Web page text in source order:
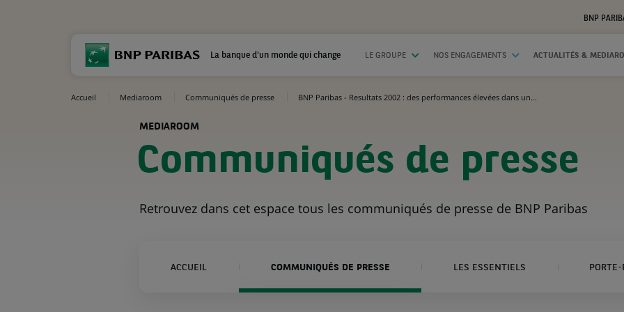
BNP
La banque d'un monde qui change LE GROUPE NOS ENGAGEMENTS ACTUALITÉS &
Accueil Mediaroom Communiqués de presse BNP Paribas - Resultats 2002 : des performances élevées dans un...
MEDIAROOM
Communiqués de presse
Retrouvez dans cet espace tous les communiqués de presse de BNP Paribas
ACCUEIL COMMUNIQUÉS DE PRESSE LES ESSENTIELS PORTE-